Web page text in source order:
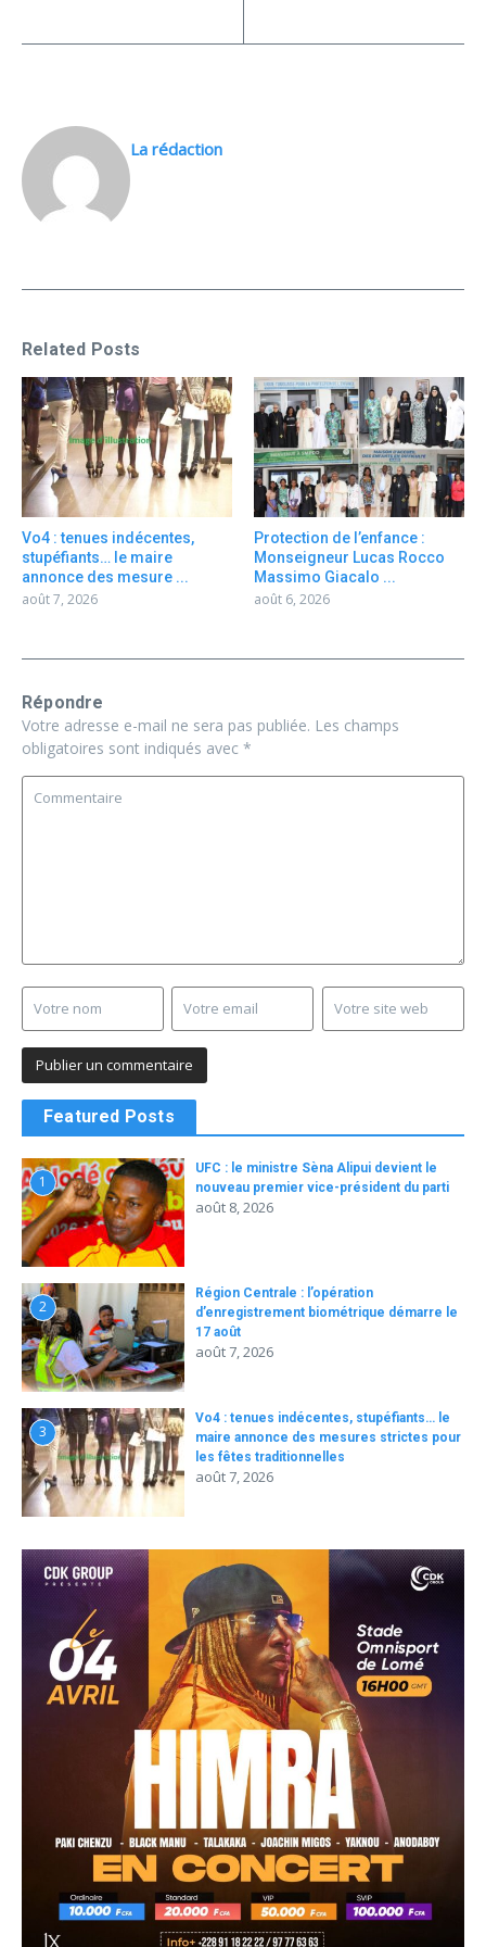
La rédaction
Related Posts
Vo4 : tenues indécentes,
stupéfiants… le maire
annonce des mesure ...
août 7, 2026
Protection de l’enfance :
Monseigneur Lucas Rocco
Massimo Giacalo ...
août 6, 2026
Répondre
Votre adresse e-mail ne sera pas publiée. Les champs
obligatoires sont indiqués avec *
Featured Posts
1
UFC : le ministre Sèna Alipui devient le
nouveau premier vice-président du parti
août 8, 2026
2
Région Centrale : l’opération
d’enregistrement biométrique démarre le
17 août
août 7, 2026
3
Vo4 : tenues indécentes, stupéfiants… le
maire annonce des mesures strictes pour
les fêtes traditionnelles
août 7, 2026